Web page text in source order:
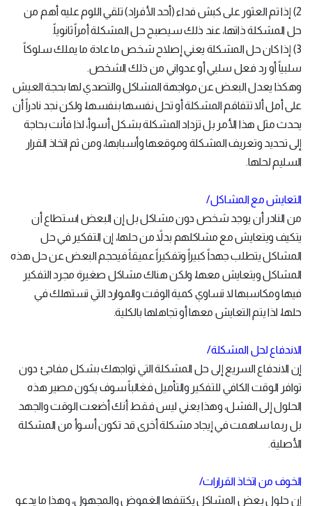
2) إذا تم العثور على كبش فداء (أحد الأفراد) تلقي اللوم عليه أهم من
حل المشكلة ذاتها، عند ذلك سيصبح حل المشكلة أمراً ثانوياً.
3) إذا كان حل المشكلة يعني إصلاح شخص ما عادة ما يملك سلوكاً
سلبياً أو رد فعل سلبي أو عدواني من ذلك الشخص.
وهكذا يعدل البعض عن مواجهة المشاكل والتصدي لها بحجة العيش
على أمل ألا تتفاقم المشكلة أو تحل نفسها بنفسها، ولكن نجد نادراً أن
يحدث مثل هذا الأمر بل تزداد المشكلة بشكل أسوأ، لذا فأنت بحاجة
إلى تحديد وتعريف المشكلة وموقعها وأسبابها، ومن ثم اتخاذ القرار
السليم لحلها.
التعايش مع المشاكل/
من النادر أن يوجد شخص دون مشاكل بل إن البعض استطاع أن
يتكيف ويتعايش مع مشاكلهم بدلاً من حلها، إن التفكير في حل
المشاكل يتطلب جهداً كبيراً وتفكيراً عميقاً فيحجم البعض عن حل هذه
المشاكل ويتعايش معها، ولكن هناك مشاكل صغيرة مجرد التفكير
فيها ومكاسبها لا تساوي كمية الوقت والموارد التي تستهلك في
حلها، لذا يتم التعايش معها أو تجاهلها بالكلية.
الاندفاع لحل المشكلة/
إن الاندفاع السريع إلى حل المشكلة التي تواجهك بشكل مفاجئ دون
توافر الوقت الكافي للتفكير والتأميل فغالباً سوف يكون مصير هذه
الحلول إلى الفشل، وهذا يعني ليس فقط أنك أضعت الوقت والجهد
بل ربما ساهمت في إيجاد مشكلة أخرى قد تكون أسوأ من المشكلة
الأصلية.
الخوف من اتخاذ القرارات/
إن حلول بعض المشاكل يكتنفها الغموض والمجهول، وهذا ما يدعو